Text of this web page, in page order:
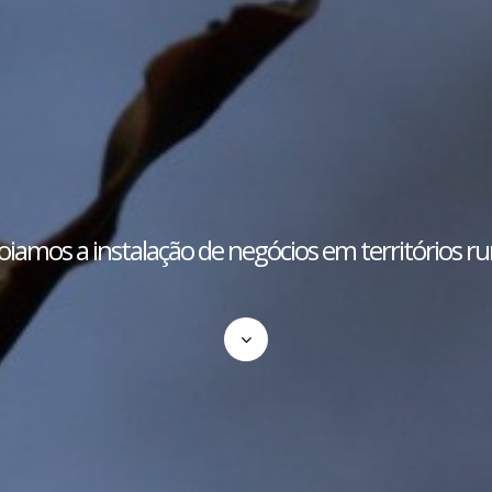
a instalação de negócios em territórios